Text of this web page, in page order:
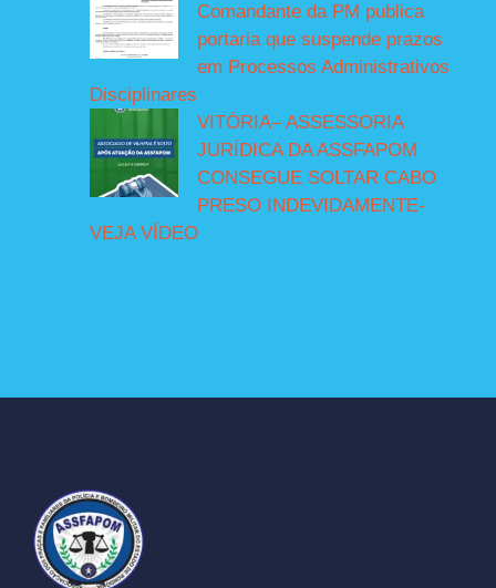
Comandante da PM publica
portaria que suspende prazos
em Processos Administrativos
Disciplinares
VITÓRIA– ASSESSORIA
JURÍDICA DA ASSFAPOM
CONSEGUE SOLTAR CABO
PRESO INDEVIDAMENTE-
VEJA VÍDEO